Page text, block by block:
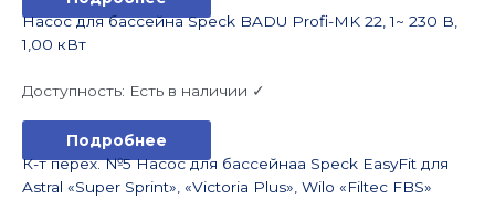
Насос для бассейна Speck BADU Profi-MK 22, 1~ 230 В,
1,00 кВт
Доступность: Есть в наличии ✓
Подробнее
К-т перех. №5 Насос для бассейнаа Speck EasyFit для
Astral «Super Sprint», «Victoria Plus», Wilo «Filtec FBS»